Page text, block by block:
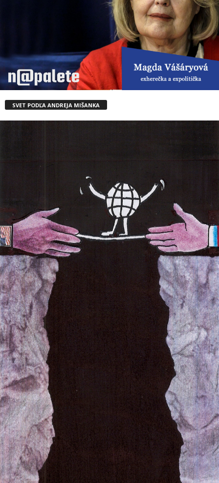
SVET PODĽA ANDREJA MIŠANKA